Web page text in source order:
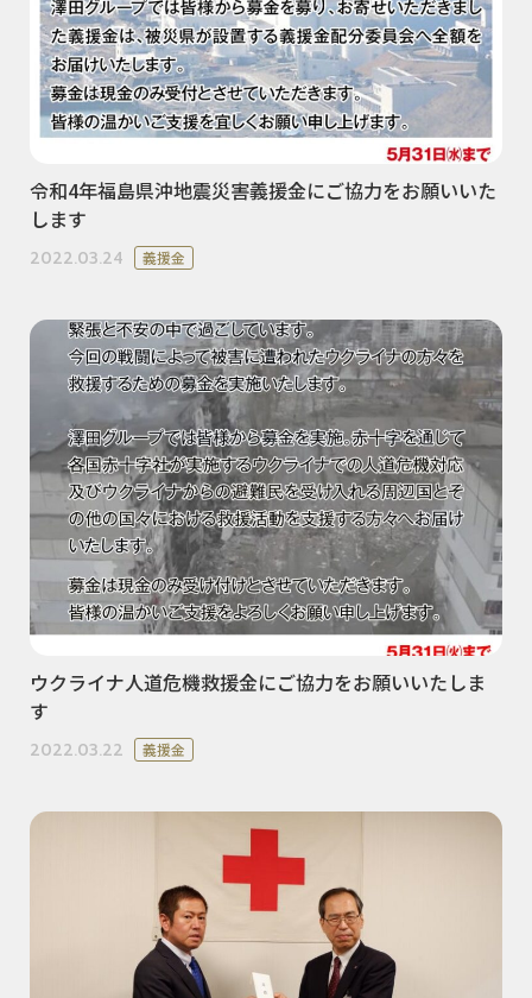
令和4年福島県沖地震災害義援金にご協力をお願いいた
します
2022.03.24 義援金
ウクライナ人道危機救援金にご協力をお願いいたしま
す
2022.03.22 義援金